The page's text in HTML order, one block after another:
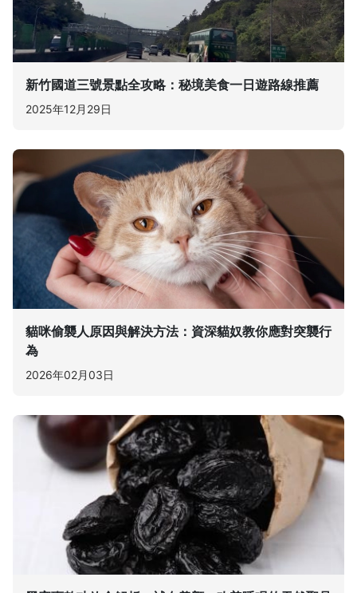
新竹國道三號景點全攻略：秘境美食一日遊路線推薦
2025年12月29日
貓咪偷襲人原因與解決方法：資深貓奴教你應對突襲行
為
2026年02月03日